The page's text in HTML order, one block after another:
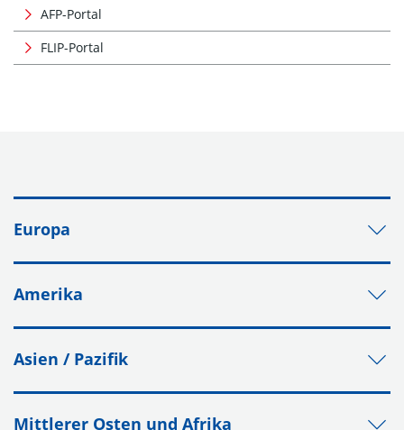
AFP-Portal
FLIP-Portal
Europa
Amerika
Asien / Pazifik
Mittlerer Osten und Afrika